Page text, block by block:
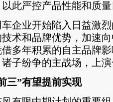
此严控产品性能和质
业开始陷入日益激烈
技术和品牌优势，加速
多年积累的自主品牌
子纷争的主战场，上
三”有望提前实现